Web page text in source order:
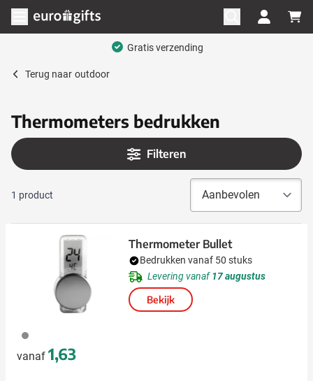
Ga naar de inhoud
Menu openen
Gratis verzending
Terug naar outdoor
Thermometers bedrukken
Filteren
1 product
032
vanaf 1,63
Thermometer Bullet
Bedrukken vanaf 50 stuks
Levering vanaf17 augustus
Bekijk